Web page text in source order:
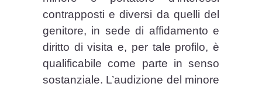
contrapposti e diversi da quelli del
genitore, in sede di affidamento e
diritto di visita e, per tale profilo, è
qualificabile come parte in senso
sostanziale. L’audizione del minore